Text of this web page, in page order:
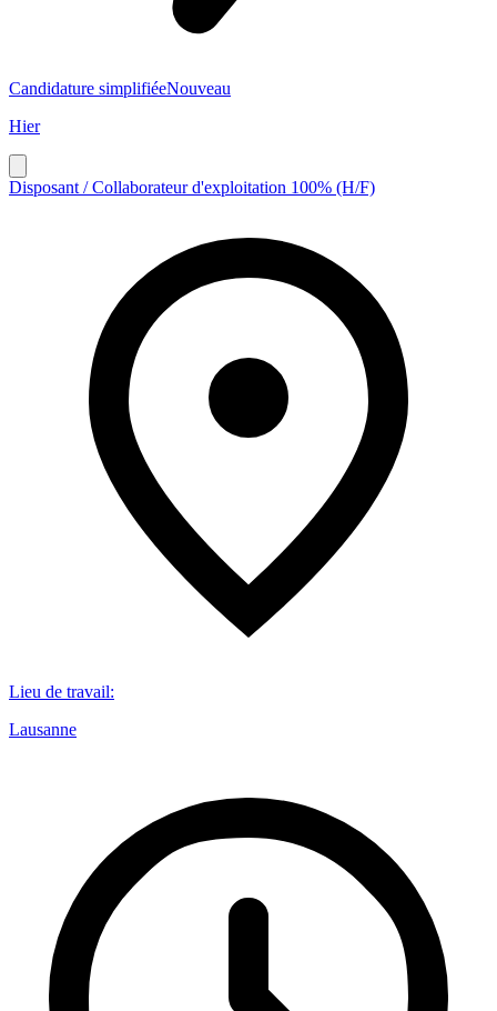
Candidature simplifiéeNouveau
Hier
Disposant / Collaborateur d'exploitation 100% (H/F)
Lieu de travail:
Lausanne